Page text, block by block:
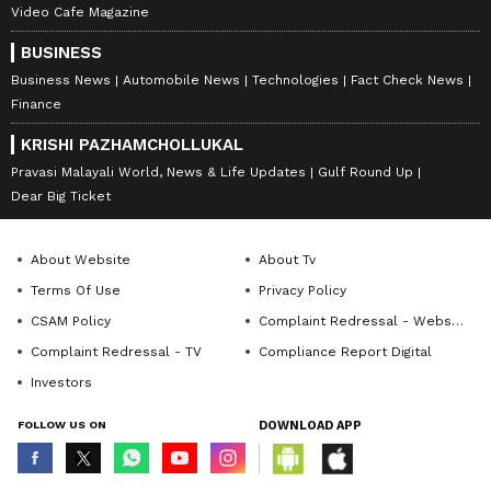
Video Cafe Magazine
BUSINESS
Business News Automobile News Technologies
Fact Check News
Finance
KRISHI PAZHAMCHOLLUKAL
Pravasi Malayali World, News & Life Updates
Gulf Round Up
Dear Big Ticket
About Website
About Tv
Terms Of Use
Privacy Policy
CSAM Policy
Complaint Redressal - Website
Complaint Redressal - TV
Compliance Report Digital
Investors
FOLLOW US ON DOWNLOAD APP